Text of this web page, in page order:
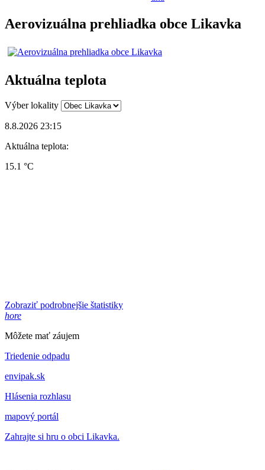
Aerovizuálna prehliadka obce Likavka
Aktuálna teplota
Výber lokality
8.8.2026 23:15
Aktuálna teplota:
15.1 °C
Zobraziť podrobnejšie štatistiky
hore
Môžete mať záujem
Triedenie odpadu
envipak.sk
Hlásenia rozhlasu
mapový portál
Zahrajte si hru o obci Likavka.